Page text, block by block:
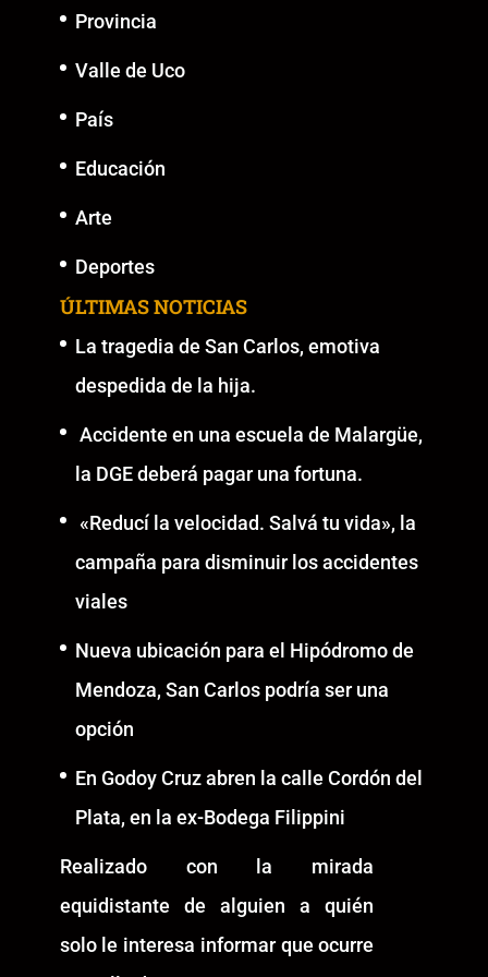
Provincia
Valle de Uco
País
Educación
Arte
Deportes
ÚLTIMAS NOTICIAS
La tragedia de San Carlos, emotiva
despedida de la hija.
Accidente en una escuela de Malargüe,
la DGE deberá pagar una fortuna.
«Reducí la velocidad. Salvá tu vida», la
campaña para disminuir los accidentes
viales
Nueva ubicación para el Hipódromo de
Mendoza, San Carlos podría ser una
opción
En Godoy Cruz abren la calle Cordón del
Plata, en la ex-Bodega Filippini
Realizado con la mirada
equidistante de alguien a quién
solo le interesa informar que ocurre